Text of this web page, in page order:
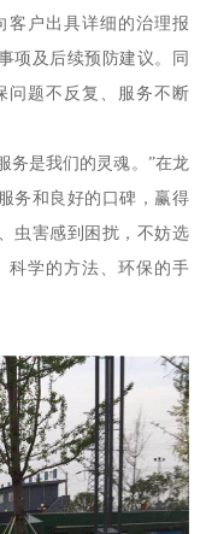
客户出具详细的治理报
项及后续预防建议。同
问题不反复、服务不断
务是我们的灵魂。”在龙
务和良好的口碑，赢得
虫害感到困扰，不妨选
科学的方法、环保的手